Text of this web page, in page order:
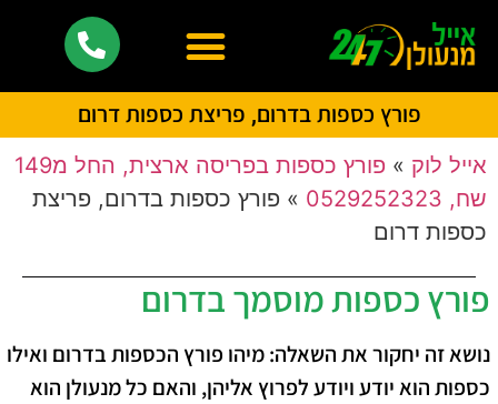
פורץ כספות בדרום, פריצת כספות דרום
אייל לוק »
פורץ כספות בפריסה ארצית, החל מ149
שח, 0529252323
» פורץ כספות בדרום, פריצת
כספות דרום
פורץ כספות מוסמך בדרום
נושא זה יחקור את השאלה: מיהו פורץ הכספות בדרום ואילו
כספות הוא יודע ויודע לפרוץ אליהן, והאם כל מנעולן הוא